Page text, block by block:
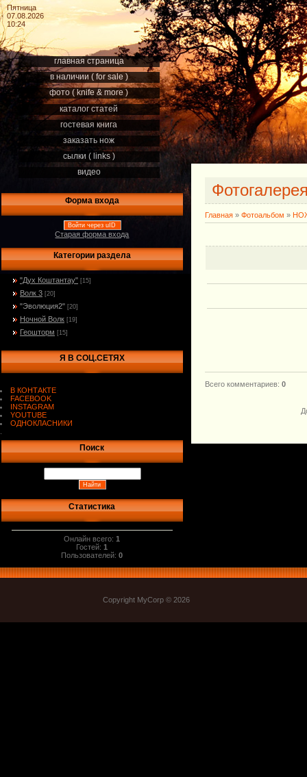
Пятница
07.08.2026
10:24
главная страница
в наличии ( for sale )
фото ( knife & more )
каталог статей
гостевая книга
заказать нож
сылки ( links )
видео
Форма входа
Войти через uID
Старая форма входа
Категории раздела
"Дух Коштантау" [15]
Волк 3 [20]
"Эволюция2" [20]
Ночной Волк [19]
Геошторм [15]
Я В СОЦ.СЕТЯХ
В КОНТАКТЕ
FACEBOOK
INSTAGRAM
YOUTUBE
ОДНОКЛАСНИКИ
Поиск
Статистика
Онлайн всего:1
Гостей:1
Пользователей:0
Главная » Фотоальбом »
Всего комментариев: 0
Copyright MyCorp © 2026